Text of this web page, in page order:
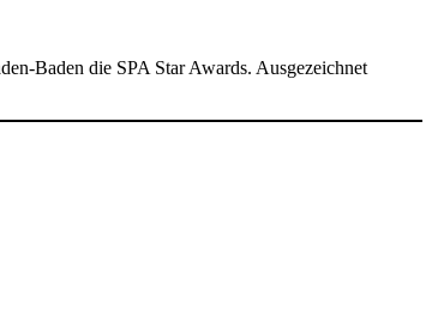
Baden die SPA Star Awards. Ausgezeichnet